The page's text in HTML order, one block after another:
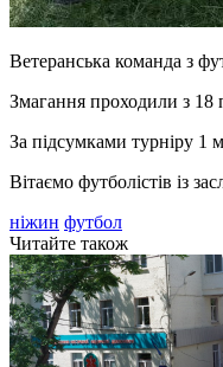
Ветеранська команда з
Змагання проходили з 18
За підсумками турніру 1
Вітаємо футболістів із
ніжин футбол
Читайте також